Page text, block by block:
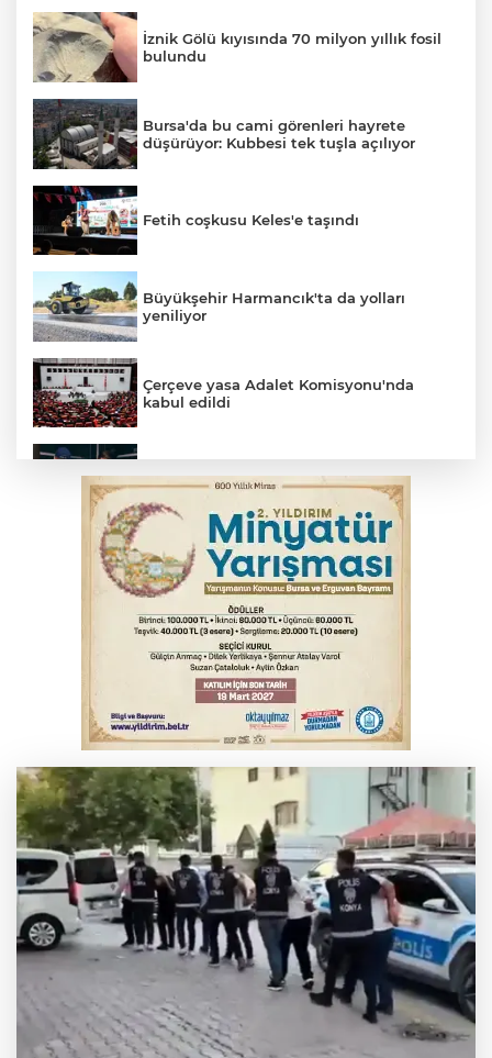
İznik Gölü kıyısında 70 milyon yıllık fosil
bulundu
Bursa'da bu cami görenleri hayrete
düşürüyor: Kubbesi tek tuşla açılıyor
Fetih coşkusu Keles'e taşındı
Büyükşehir Harmancık'ta da yolları
yeniliyor
Çerçeve yasa Adalet Komisyonu'nda
kabul edildi
kişi tutuklandı
İnegöl’de yangın paniği! Apartmana
sıçrayan alevler söndürüldü
Serbest piyasada döviz fiyatları
Otomobil kanala uçtu: 2 yaralı